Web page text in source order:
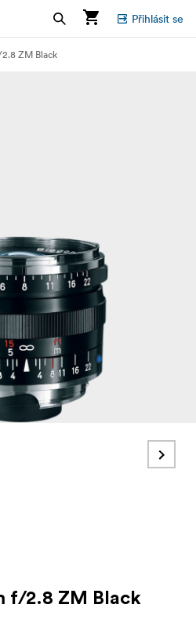
Přihlásit se
ZM Black
f/2.8 ZM Black